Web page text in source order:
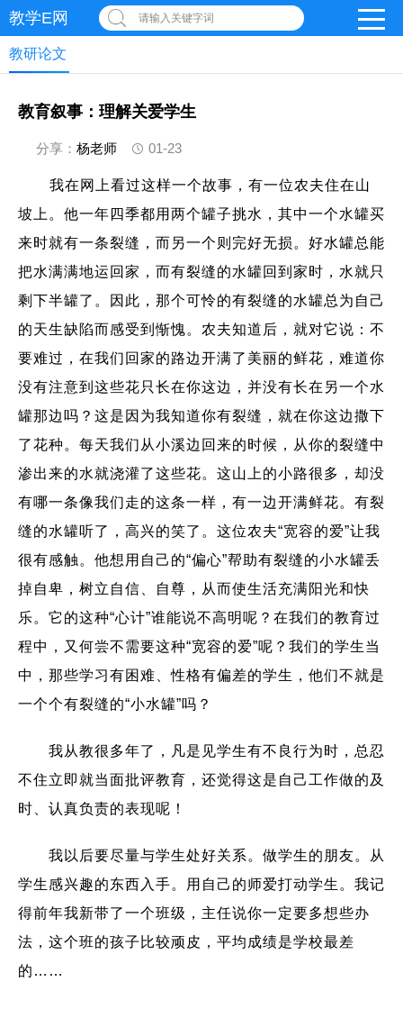
教学E网 请输入关键字词
教研论文
教育叙事：理解关爱学生
分享： 杨老师 01-23
我在网上看过这样一个故事，有一位农夫住在山
坡上。他一年四季都用两个罐子挑水，其中一个水罐买
来时就有一条裂缝，而另一个则完好无损。好水罐总能
把水满满地运回家，而有裂缝的水罐回到家时，水就只
剩下半罐了。因此，那个可怜的有裂缝的水罐总为自己
的天生缺陷而感受到惭愧。农夫知道后，就对它说：不
要难过，在我们回家的路边开满了美丽的鲜花，难道你
没有注意到这些花只长在你这边，并没有长在另一个水
罐那边吗？这是因为我知道你有裂缝，就在你这边撒下
了花种。每天我们从小溪边回来的时候，从你的裂缝中
渗出来的水就浇灌了这些花。这山上的小路很多，却没
有哪一条像我们走的这条一样，有一边开满鲜花。有裂
缝的水罐听了，高兴的笑了。这位农夫“宽容的爱”让我
很有感触。他想用自己的“偏心”帮助有裂缝的小水罐丢
掉自卑，树立自信、自尊，从而使生活充满阳光和快
乐。它的这种“心计”谁能说不高明呢？在我们的教育过
程中，又何尝不需要这种“宽容的爱”呢？我们的学生当
中，那些学习有困难、性格有偏差的学生，他们不就是
一个个有裂缝的“小水罐”吗？
我从教很多年了，凡是见学生有不良行为时，总忍
不住立即就当面批评教育，还觉得这是自己工作做的及
时、认真负责的表现呢！
我以后要尽量与学生处好关系。做学生的朋友。从
学生感兴趣的东西入手。用自己的师爱打动学生。我记
得前年我新带了一个班级，主任说你一定要多想些办
法，这个班的孩子比较顽皮，平均成绩是学校最差
的……